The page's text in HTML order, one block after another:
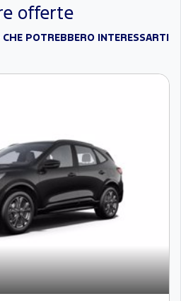
offerte
POTREBBERO INTERESSARTI